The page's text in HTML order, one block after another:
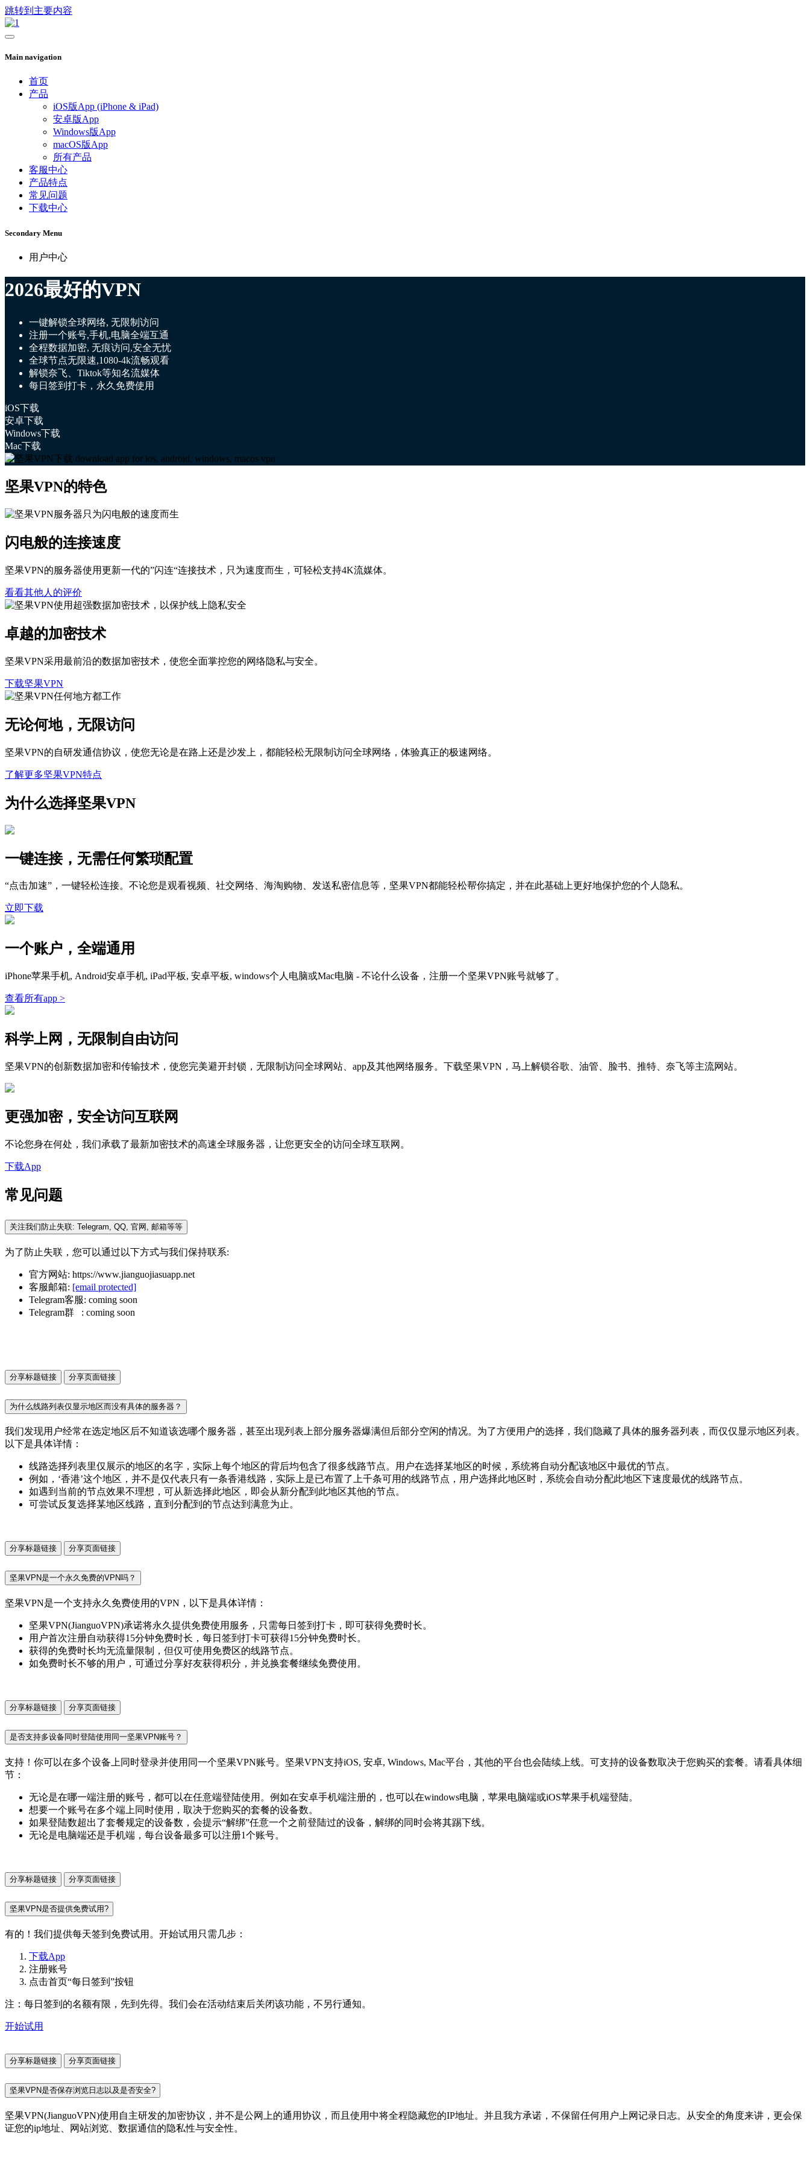
跳转到主要内容
Main navigation
首页
产品
iOS版App (iPhone & iPad)
安卓版App
Windows版App
macOS版App
所有产品
客服中心
产品特点
常见问题
下载中心
Secondary Menu
用户中心
2026最好的VPN
一键解锁全球网络, 无限制访问
注册一个账号,手机,电脑全端互通
全程数据加密, 无痕访问,安全无忧
全球节点无限速,1080-4k流畅观看
解锁奈飞、Tiktok等知名流媒体
每日签到打卡，永久免费使用
iOS下载
安卓下载
Windows下载
Mac下载
坚果VPN的特色
闪电般的连接速度
坚果VPN的服务器使用更新一代的”闪连“连接技术，只为速度而生，可轻松支持4K流媒体。
看看其他人的评价
卓越的加密技术
坚果VPN采用最前沿的数据加密技术，使您全面掌控您的网络隐私与安全。
下载坚果VPN
无论何地，无限访问
坚果VPN的自研发通信协议，使您无论是在路上还是沙发上，都能轻松无限制访问全球网络，体验真正的极速网络。
了解更多坚果VPN特点
为什么选择坚果VPN
一键连接，无需任何繁琐配置
“点击加速”，一键轻松连接。不论您是观看视频、社交网络、海淘购物、发送私密信息等，坚果VPN都能轻松帮你搞定，并在此基础上更好地保护您的个人隐私。
立即下载
一个账户，全端通用
iPhone苹果手机, Android安卓手机, iPad平板, 安卓平板, windows个人电脑或Mac电脑 - 不论什么设备，注册一个坚果VPN账号就够了。
查看所有app >
科学上网，无限制自由访问
坚果VPN的创新数据加密和传输技术，使您完美避开封锁，无限制访问全球网站、app及其他网络服务。下载坚果VPN，马上解锁谷歌、油管、脸书、推特、奈飞等主流网站。
更强加密，安全访问互联网
不论您身在何处，我们承载了最新加密技术的高速全球服务器，让您更安全的访问全球互联网。
下载App
常见问题
关注我们防止失联: Telegram, QQ, 官网, 邮箱等等
为了防止失联，您可以通过以下方式与我们保持联系:
官方网站: https://www.jianguojiasuapp.net
客服邮箱: [email protected]
Telegram客服: coming soon
Telegram群 : coming soon
分享标题链接 分享页面链接
为什么线路列表仅显示地区而没有具体的服务器？
我们发现用户经常在选定地区后不知道该选哪个服务器，甚至出现列表上部分服务器爆满但后部分空闲的情况。为了方便用户的选择，我们隐藏了具体的服务器列表，而仅仅显示地区列表。
以下是具体详情：
线路选择列表里仅展示的地区的名字，实际上每个地区的背后均包含了很多线路节点。用户在选择某地区的时候，系统将自动分配该地区中最优的节点。
例如，‘香港’这个地区，并不是仅代表只有一条香港线路，实际上是已布置了上千条可用的线路节点，用户选择此地区时，系统会自动分配此地区下速度最优的线路节点。
如遇到当前的节点效果不理想，可从新选择此地区，即会从新分配到此地区其他的节点。
可尝试反复选择某地区线路，直到分配到的节点达到满意为止。
分享标题链接 分享页面链接
坚果VPN是一个永久免费的VPN吗？
坚果VPN是一个支持永久免费使用的VPN，以下是具体详情：
坚果VPN(JianguoVPN)承诺将永久提供免费使用服务，只需每日签到打卡，即可获得免费时长。
用户首次注册自动获得15分钟免费时长，每日签到打卡可获得15分钟免费时长。
获得的免费时长均无流量限制，但仅可使用免费区的线路节点。
如免费时长不够的用户，可通过分享好友获得积分，并兑换套餐继续免费使用。
分享标题链接 分享页面链接
是否支持多设备同时登陆使用同一坚果VPN账号？
支持！你可以在多个设备上同时登录并使用同一个坚果VPN账号。坚果VPN支持iOS, 安卓, Windows, Mac平台，其他的平台也会陆续上线。可支持的设备数取决于您购买的套餐。请看具体细
节：
无论是在哪一端注册的账号，都可以在任意端登陆使用。例如在安卓手机端注册的，也可以在windows电脑，苹果电脑端或iOS苹果手机端登陆。
想要一个账号在多个端上同时使用，取决于您购买的套餐的设备数。
如果登陆数超出了套餐规定的设备数，会提示“解绑”任意一个之前登陆过的设备，解绑的同时会将其踢下线。
无论是电脑端还是手机端，每台设备最多可以注册1个账号。
分享标题链接 分享页面链接
坚果VPN是否提供免费试用?
有的！我们提供每天签到免费试用。开始试用只需几步：
下载App
注册账号
点击首页“每日签到”按钮
注：每日签到的名额有限，先到先得。我们会在活动结束后关闭该功能，不另行通知。
开始试用
分享标题链接 分享页面链接
坚果VPN是否保存浏览日志以及是否安全?
坚果VPN(JianguoVPN)使用自主研发的加密协议，并不是公网上的通用协议，而且使用中将全程隐藏您的IP地址。并且我方承诺，不保留任何用户上网记录日志。从安全的角度来讲，更会保
证您的ip地址、网站浏览、数据通信的隐私性与安全性。